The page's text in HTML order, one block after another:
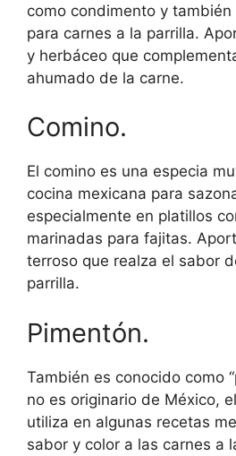
como condimento y también
para carnes a la parrilla.
y herbáceo que
ahumado de la carne.
Comino.
El comino es una especia
cocina mexicana para
especialmente en platillos
marinadas para fajitas.
terroso que realza el sabor
parrilla.
Pimentón.
También es conocido como
no es originario de México,
utiliza en algunas recetas
sabor y color a las carnes a